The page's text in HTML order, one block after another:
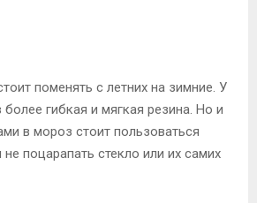
поменять с летних на зимние. У
гибкая и мягкая резина. Но и
в мороз стоит пользоваться
поцарапать стекло или их самих